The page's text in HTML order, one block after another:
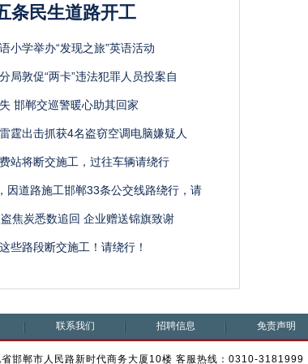
条民生道路开工
小学举办“发现之旅”英语活动
局敦促“两卡”违法犯罪人员投案自
邯郸交巡警暖心助其回家
霆出击抓获4名盗窃空调电脑嫌疑人
站将断交施工，过往车辆请绕行
因道路施工邯郸33条公交线路绕行，请
焦炭悉数追回 企业赠送锦旗致谢
些路段断交施工！请绕行！
联系我们 招聘信息 免责声明
省邯郸市人民路新时代商务大厦10楼 客服热线：0310-3181999